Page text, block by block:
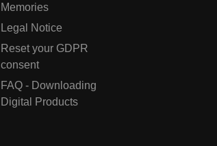
Memories
Legal Notice
Reset your GDPR
consent
FAQ - Downloading
Digital Products